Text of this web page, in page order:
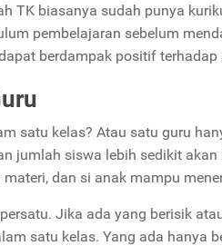
TK biasanya sudah punya
pembelajaran sebelum
berdampak positif terhadap
satu kelas? Atau satu guru
jumlah siswa lebih sedikit
dan si anak mampu
Jika ada yang berisik
satu kelas. Yang ada hanya